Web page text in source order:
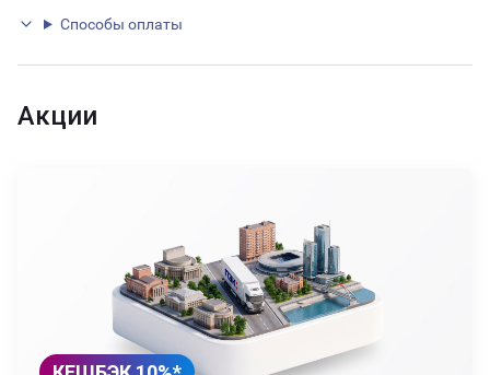
Способы оплаты
Акции